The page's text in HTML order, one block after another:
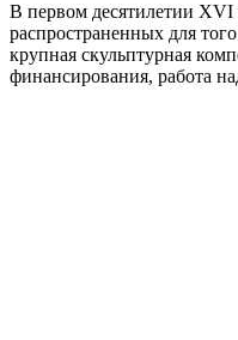
В первом десятилетии XVI
распространенных для
крупная скульптурная
финансирования, работа